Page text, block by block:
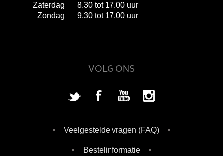
Zaterdag
8.30 tot 17.00 uur
Zondag
9.30 tot 17.00 uur
VOLG ONS
Veelgestelde vragen (FAQ)
Bestelinformatie